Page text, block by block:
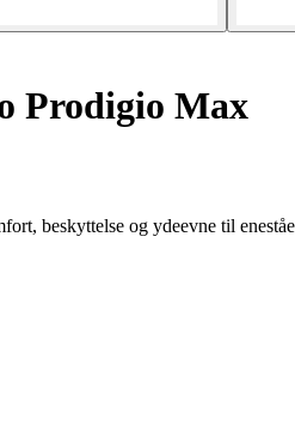
Prodigio Max
beskyttelse og ydeevne til